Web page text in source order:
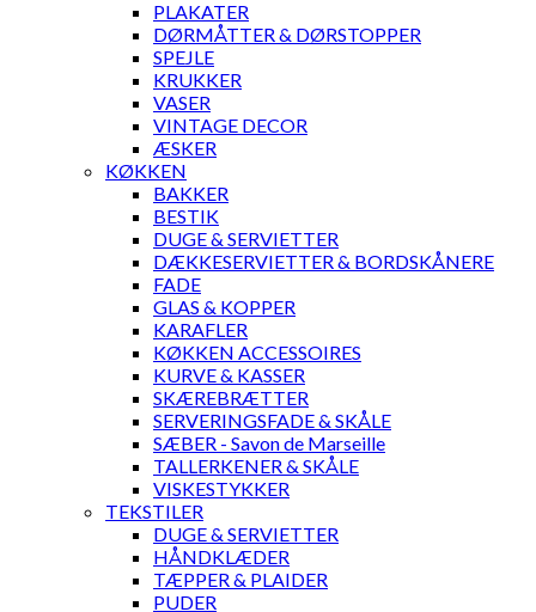
PLAKATER
DØRMÅTTER & DØRSTOPPER
SPEJLE
KRUKKER
VASER
VINTAGE DECOR
ÆSKER
KØKKEN
BAKKER
BESTIK
DUGE & SERVIETTER
DÆKKESERVIETTER & BORDSKÅNERE
FADE
GLAS & KOPPER
KARAFLER
KØKKEN ACCESSOIRES
KURVE & KASSER
SKÆREBRÆTTER
SERVERINGSFADE & SKÅLE
SÆBER - Savon de Marseille
TALLERKENER & SKÅLE
VISKESTYKKER
TEKSTILER
DUGE & SERVIETTER
HÅNDKLÆDER
TÆPPER & PLAIDER
PUDER